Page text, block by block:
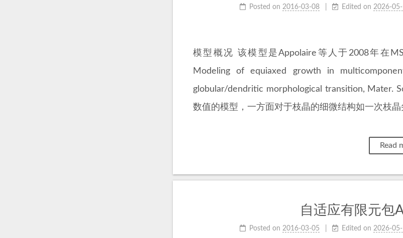
Posted on 2016-03-08 Edited on 2026-
模型概况 该模型是Appolaire等人于2008年在
Modeling of equiaxed growth in
globular/dendritic morphological transition, Mater.
数值的模型，一方面对于枝晶的细微结构如一次枝
Read
自适应有限元包
Posted on 2016-03-05 Edited on 2026-